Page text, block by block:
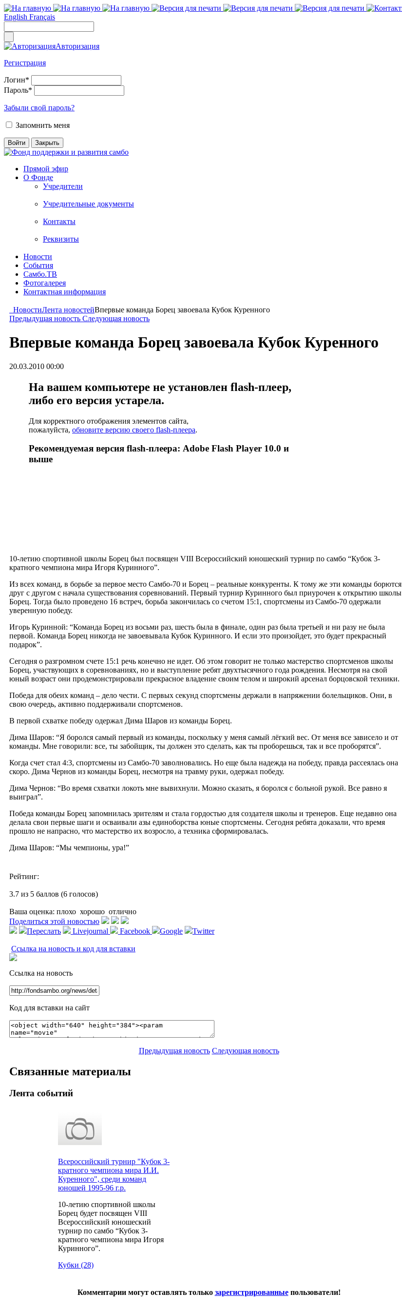
English Français
Авторизация
Регистрация
Логин*
Пароль*
Забыли свой пароль?
Запомнить меня
Прямой эфир
О Фонде
Учредители
Учредительные документы
Контакты
Реквизиты
Новости
События
Самбо.ТВ
Фотогалерея
Контактная информация
НовостиЛента новостейВпервые команда Борец завоевала Кубок Куренного
Предыдущая новость Следующая новость
Впервые команда Борец завоевала Кубок Куренного
20.03.2010 00:00
На вашем компьютере не установлен flash-плеер,
либо его версия устарела.
Для корректного отображения элементов сайта,
пожалуйста, обновите версию своего flash-плеера.
Рекомендуемая версия flash-плеера: Adobe Flash Player 10.0 и
выше
10-летию спортивной школы Борец был посвящен VIII Всероссийский юношеский турнир по самбо “Кубок 3-
кратного чемпиона мира Игоря Куринного”.
Из всех команд, в борьбе за первое место Самбо-70 и Борец – реальные конкуренты. К тому же эти команды борются
друг с другом с начала существования соревнований. Первый турнир Куринного был приурочен к открытию школы
Борец. Тогда было проведено 16 встреч, борьба закончилась со счетом 15:1, спортсмены из Самбо-70 одержали
уверенную победу.
Игорь Куринной: “Команда Борец из восьми раз, шесть была в финале, один раз была третьей и ни разу не была
первой. Команда Борец никогда не завоевывала Кубок Куринного. И если это произойдет, это будет прекрасный
подарок”.
Сегодня о разгромном счете 15:1 речь конечно не идет. Об этом говорит не только мастерство спортсменов школы
Борец, участвующих в соревнованиях, но и выступление ребят двухтысячного года рождения. Несмотря на свой
юный возраст они продемонстрировали прекрасное владение своим телом и широкий арсенал борцовской техники.
Победа для обеих команд – дело чести. С первых секунд спортсмены держали в напряжении болельщиков. Они, в
свою очередь, активно поддерживали спортсменов.
В первой схватке победу одержал Дима Шаров из команды Борец.
Дима Шаров: “Я боролся самый первый из команды, поскольку у меня самый лёгкий вес. От меня все зависело и от
команды. Мне говорили: все, ты забойщик, ты должен это сделать, как ты проборешься, так и все проборятся”.
Когда счет стал 4:3, спортсмены из Самбо-70 заволновались. Но еще была надежда на победу, правда рассеялась она
скоро. Дима Чернов из команды Борец, несмотря на травму руки, одержал победу.
Дима Чернов: “Во время схватки локоть мне вывихнули. Можно сказать, я боролся с больной рукой. Все равно я
выиграл”.
Победа команды Борец запомнилась зрителям и стала гордостью для создателя школы и тренеров. Еще недавно она
делала свои первые шаги и осваивали азы единоборства юные спортсмены. Сегодня ребята доказали, что время
прошло не напрасно, что мастерство их возросло, а техника сформировалась.
Дима Шаров: “Мы чемпионы, ура!”
Рейтинг:
3.7 из 5 баллов (6 голосов)
Ваша оценка: плохо хорошо отлично
Поделиться этой новостью
Переслать
Livejournal Facebook Google Twitter
Ссылка на новость и код для вставки
Ссылка на новость
Код для вставки на сайт
Предыдущая новость Следующая новость
Связанные материалы
Лента событий
Всероссийский турнир "Кубок 3-
кратного чемпиона мира И.И.
Куренного", среди команд
юношей 1995-96 г.р.
10-летию спортивной школы
Борец будет посвящен VIII
Всероссийский юношеский
турнир по самбо “Кубок 3-
кратного чемпиона мира Игоря
Куринного”.
Кубки (28)
Комментарии могут оставлять только зарегистрированныепользователи!